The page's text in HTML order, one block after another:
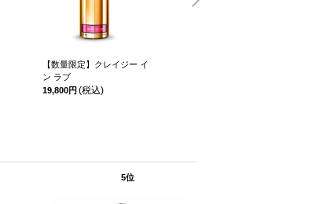
【数量限定】クレイジー イ
ン ラブ
19,800円 (税込)
5位